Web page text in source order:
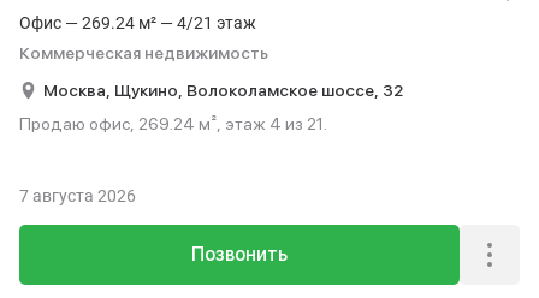
Офис — 269.24 м² — 4/21 этаж
Коммерческая недвижимость
Москва, Щукино, Волоколамское шоссе, 32
Продаю офис, 269.24 м², этаж 4 из 21.
Позвонить
7 августа 2026